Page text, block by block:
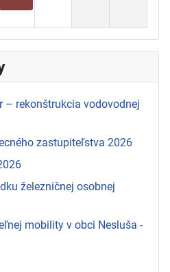
– rekonštrukcia vodovodnej
zastupiteľstva 2026
železničnej osobnej
mobility v obci Nesluša -